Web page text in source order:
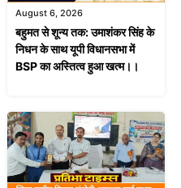
August 6, 2026
बहुमत से शून्य तक: उमाशंकर सिंह के
निधन के साथ यूपी विधानसभा में
BSP का अस्तित्व हुआ खत्म।।